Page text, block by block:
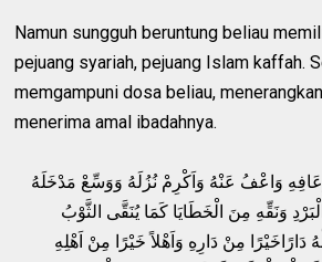
Namun sungguh beruntung beliau
pejuang syariah, pejuang Islam kaffah.
memgampuni dosa beliau,
menerima amal ibadahnya.
وَاعْفُ عَنْهُ وَاَكْرِمْ نُزُلَهُ وَوَسِّعْ مَدْخَلَهُ
وَنَقِّهِ مِنَ الْخَطَايَا كَمَا يُنَقَّى الثَّوْبُ
دَارًاخَيْرًا مِنْ دَارِهِ وَاَهْلاً خَيْرًا مِنْ اَهْلِهِ